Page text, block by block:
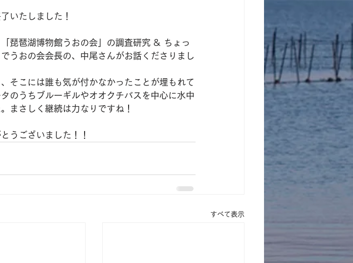
いたしました！
琵琶湖博物館うおの会」の調査研究 & ちょっ
うおの会会長の、中尾さんがお話くださりまし
そこには誰も気が付かなかったことが埋もれて
のうちブルーギルやオオクチバスを中心に水中
まさしく継続は力なりですね！
うございました！！
すべて表示